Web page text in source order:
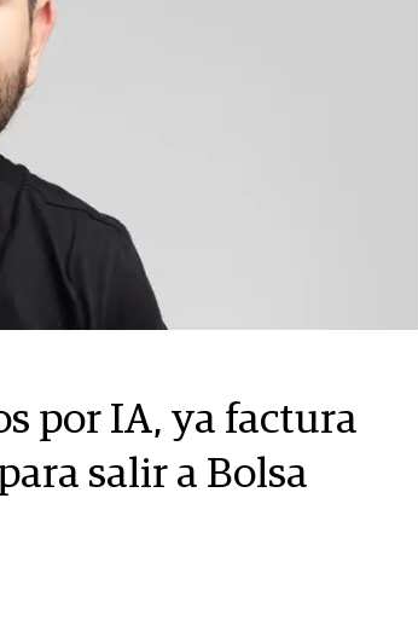
por IA, ya factura
salir a Bolsa